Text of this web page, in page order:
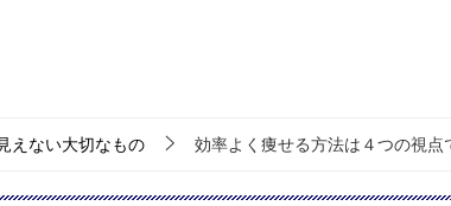
えない大切なもの 効率よく痩せる方法は４つの視点